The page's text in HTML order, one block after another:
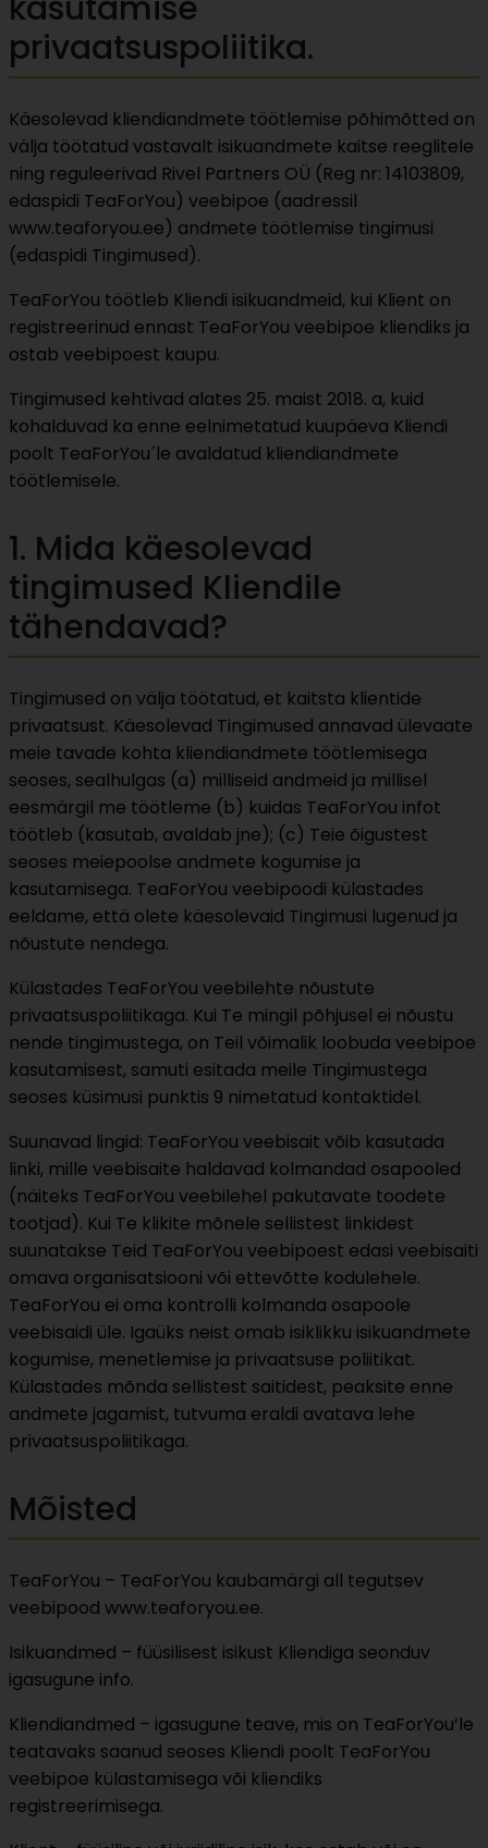
privaatsuspoliitika.
Käesolevad kliendiandmete töötlemise põhimõtted on
välja töötatud vastavalt isikuandmete kaitse reeglitele
ning reguleerivad Rivel Partners OÜ (Reg nr: 14103809,
edaspidi TeaForYou) veebipoe (aadressil
www.teaforyou.ee) andmete töötlemise tingimusi
(edaspidi Tingimused).
TeaForYou töötleb Kliendi isikuandmeid, kui Klient on
registreerinud ennast TeaForYou veebipoe kliendiks ja
ostab veebipoest kaupu.
Tingimused kehtivad alates 25. maist 2018. a, kuid
kohalduvad ka enne eelnimetatud kuupäeva Kliendi
poolt TeaForYou´le avaldatud kliendiandmete
töötlemisele.
1. Mida käesolevad
tingimused Kliendile
tähendavad?
Tingimused on välja töötatud, et kaitsta klientide
privaatsust. Käesolevad Tingimused annavad ülevaate
meie tavade kohta kliendiandmete töötlemisega
seoses, sealhulgas (a) milliseid andmeid ja millisel
eesmärgil me töötleme (b) kuidas TeaForYou infot
töötleb (kasutab, avaldab jne); (c) Teie õigustest
seoses meiepoolse andmete kogumise ja
kasutamisega. TeaForYou veebipoodi külastades
eeldame, että olete käesolevaid Tingimusi lugenud ja
nõustute nendega.
Külastades TeaForYou veebilehte nõustute
privaatsuspoliitikaga. Kui Te mingil põhjusel ei nõustu
nende tingimustega, on Teil võimalik loobuda veebipoe
kasutamisest, samuti esitada meile Tingimustega
seoses küsimusi punktis 9 nimetatud kontaktidel.
Suunavad lingid: TeaForYou veebisait võib kasutada
linki, mille veebisaite haldavad kolmandad osapooled
(näiteks TeaForYou veebilehel pakutavate toodete
tootjad). Kui Te klikite mõnele sellistest linkidest
suunatakse Teid TeaForYou veebipoest edasi veebisaiti
omava organisatsiooni või ettevõtte kodulehele.
TeaForYou ei oma kontrolli kolmanda osapoole
veebisaidi üle. Igaüks neist omab isiklikku isikuandmete
kogumise, menetlemise ja privaatsuse poliitikat.
Külastades mõnda sellistest saitidest, peaksite enne
andmete jagamist, tutvuma eraldi avatava lehe
privaatsuspoliitikaga.
Mõisted
TeaForYou – TeaForYou kaubamärgi all tegutsev
veebipood www.teaforyou.ee.
Isikuandmed – füüsilisest isikust Kliendiga seonduv
igasugune info.
Kliendiandmed – igasugune teave, mis on TeaForYou’le
teatavaks saanud seoses Kliendi poolt TeaForYou
veebipoe külastamisega või kliendiks
registreerimisega.